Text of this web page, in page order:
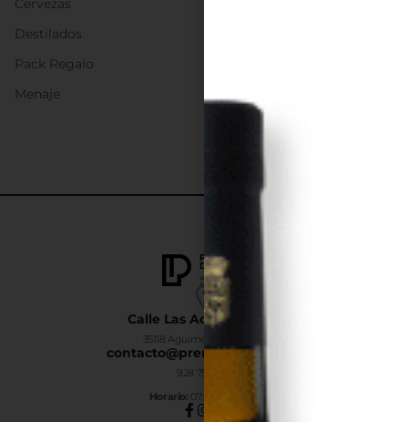
Calle Las Adelfas Nº6-B
35118 Agüimes, Las Palmas
contacto@premiumdrinks.es
928 754 363
Horario: 07:00h a 15:00h
Cervezas
Destilados
Pack Regalo
Menaje